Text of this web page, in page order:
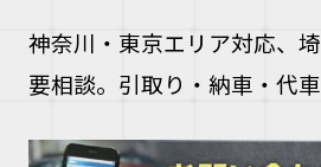
神奈川・東京エリア対応、
要相談。引取り・納車・代